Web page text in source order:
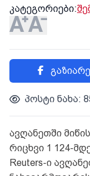
კატეგორიები:
პოსტი ნახა:
ავღანეთში
რიცხვი 1 124-
Reuters-ი